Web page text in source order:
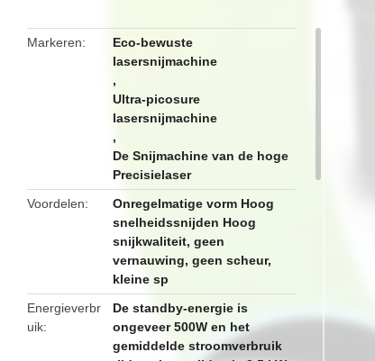
Markeren
Eco-bewuste
lasersnijmachine
,
Ultra-picosure
lasersnijmachine
,
De Snijmachine van de hoge
Precisielaser
Voordelen
Onregelmatige vorm Hoog
snelheidssnijden Hoog
snijkwaliteit, geen
vernauwing, geen scheur,
kleine sp
Energieverbr
uik
De standby-energie is
ongeveer 500W en het
gemiddelde stroomverbruik